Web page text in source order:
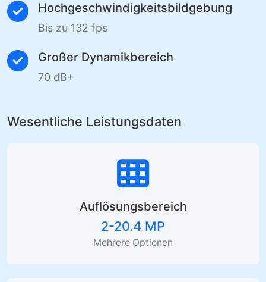
Hochgeschwindigkeitsbildgebung
Bis zu 132 fps
Großer Dynamikbereich
70 dB+
Wesentliche Leistungsdaten
Auflösungsbereich
2-20.4 MP
Mehrere Optionen